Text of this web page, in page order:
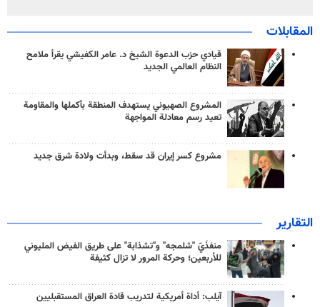
المقابلات
قيادي حزب الدعوة الشيخ د. عامر الكفيشي يقرأ ملامح
النظام العالمي الجديد
المشروع الصهيوني يستهدف المنطقة بأكملها والمقاومة
تعيد رسم معادلة المواجهة
مشروع كسر إيران قد سقط، وبدأت ولادة شرق جديد
التقارير
منفذَيّ "شلمجه" و"تشذابة" على طريق الفيض المليوني
للأربعين؛ وحركة المرور لا تزال كثيفة
آيلب: أداة أمريكية لتدريب قادة العراق المستقبليين